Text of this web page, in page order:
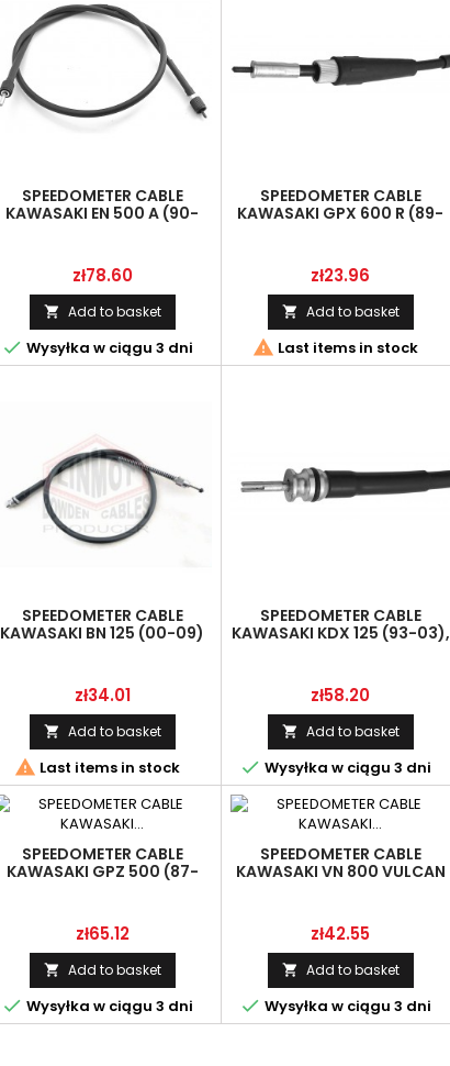
SPEEDOMETER CABLE
KAWASAKI EN 500 A (90-
Price
zł78.60
 Add to basket
 Wysyłka w ciągu 3 dni
SPEEDOMETER CABLE
KAWASAKI GPX 600 R (89-
Price
zł23.96
 Add to basket
 Last items in stock
SPEEDOMETER CABLE
KAWASAKI BN 125 (00-09)
Price
zł34.01
 Add to basket
 Last items in stock
SPEEDOMETER CABLE
KAWASAKI KDX 125 (93-03),
Price
zł58.20
 Add to basket
 Wysyłka w ciągu 3 dni
SPEEDOMETER CABLE
KAWASAKI GPZ 500 (87-
Price
zł65.12
 Add to basket
 Wysyłka w ciągu 3 dni
SPEEDOMETER CABLE
KAWASAKI VN 800 VULCAN
Price
zł42.55
 Add to basket
 Wysyłka w ciągu 3 dni